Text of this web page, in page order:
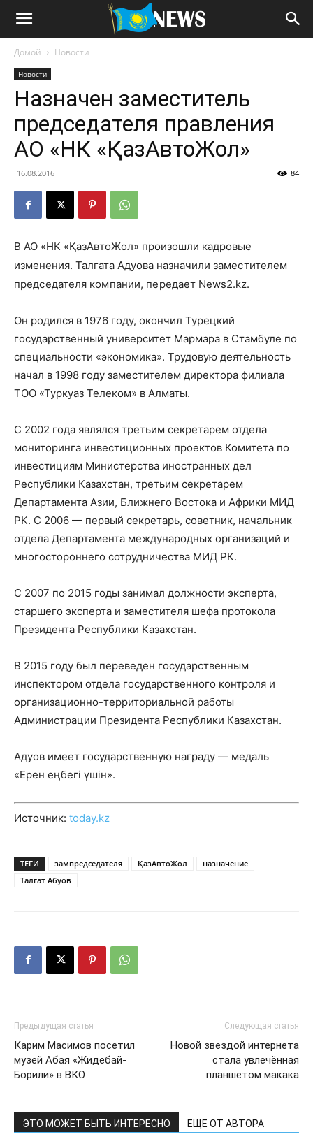
Домой Новости
Новости
Назначен заместитель
председателя правления
АО «НК «ҚазАвтоЖол»
16.08.2016 84
В АО «НК «ҚазАвтоЖол» произошли кадровые
изменения. Талгата Адуова назначили заместителем
председателя компании, передает News2.kz.
Он родился в 1976 году, окончил Турецкий
государственный университет Мармара в Стамбуле по
специальности «экономика». Трудовую деятельность
начал в 1998 году заместителем директора филиала
ТОО «Туркуаз Телеком» в Алматы.
С 2002 года являлся третьим секретарем отдела
мониторинга инвестиционных проектов Комитета по
инвестициям Министерства иностранных дел
Республики Казахстан, третьим секретарем
Департамента Азии, Ближнего Востока и Африки МИД
РК. С 2006 — первый секретарь, советник, начальник
отдела Департамента международных организаций и
многостороннего сотрудничества МИД РК.
С 2007 по 2015 годы занимал должности эксперта,
старшего эксперта и заместителя шефа протокола
Президента Республики Казахстан.
В 2015 году был переведен государственным
инспектором отдела государственного контроля и
организационно-территориальной работы
Администрации Президента Республики Казахстан.
Адуов имеет государственную награду — медаль
«Ерен еңбегі үшін».
Источник: today.kz
ТЕГИ зампредседателя ҚазАвтоЖол
назначение
Талгат Абуов
Предыдущая статья
Карим Масимов посетил
музей Абая «Жидебай-
Борили» в ВКО
Следующая статья
Новой звездой интернета
стала увлечённая
планшетом макака
ЭТО МОЖЕТ БЫТЬ ИНТЕРЕСНО ЕЩЕ ОТ АВТОРА